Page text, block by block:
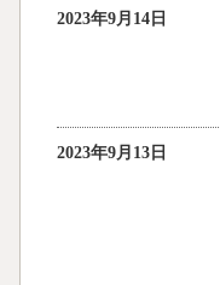
2023年9月14日
2023年9月13日